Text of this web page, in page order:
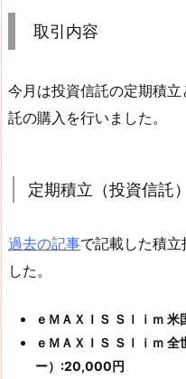
取引内容
今月は投資信託の定期積
託の購入を行いました。
定期積立（投資信託）
過去の記事で記載した積
した。
ｅＭＡＸＩＳ Ｓｌｉｍ
ｅＭＡＸＩＳ Ｓｌｉｍ
ー）:20,000円